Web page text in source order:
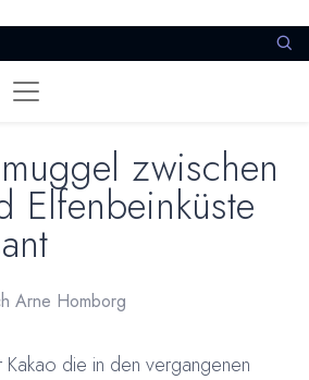
zwischen
Elfenbeinküste
Arne Homborg
die in den vergangenen